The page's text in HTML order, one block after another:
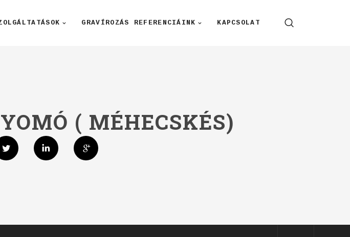
GRAVÍROZÁS REFERENCIÁINK KAPCSOLAT
( MÉHECSKÉS)